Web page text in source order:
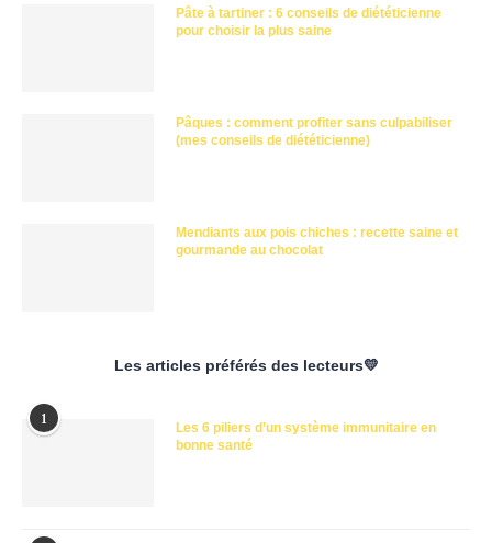
Pâte à tartiner : 6 conseils de diététicienne
pour choisir la plus saine
Pâques : comment profiter sans culpabiliser
(mes conseils de diététicienne)
Mendiants aux pois chiches : recette saine et
gourmande au chocolat
Les articles préférés des lecteurs💛
1
Les 6 piliers d’un système immunitaire en
bonne santé